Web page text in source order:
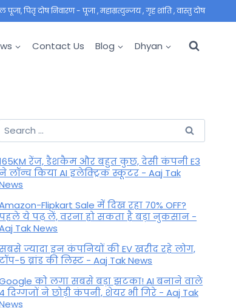
पितृ दोष निवारण - पूजा , महाम्रत्युन्जय , गृह शांति , वास्तु दोष
Contact Us Blog Dhyan
Search
रेंज, डैशकैम और बहुत कुछ, देसी कंपनी E3
लॉन्च किया AI इलेक्ट्रिक स्कूटर - Aaj Tak
Flipkart Sale में दिख रहा 70% OFF?
ये पढ़ लें, वरना हो सकता है बड़ा नुकसान -
Tak News
ज्यादा इन कंपनियों की EV खरीद रहे लोग,
5 ब्रांड की लिस्ट - Aaj Tak News
को लगा सबसे बड़ा झटका! AI बनाने वाले
4 दिग्गजों ने छोड़ी कंपनी, शेयर भी गिरे - Aaj Tak